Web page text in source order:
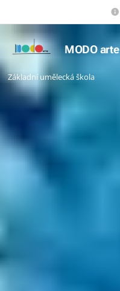
MODO arte
Základní umělecká škola